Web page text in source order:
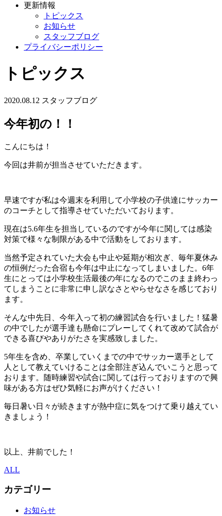
更新情報
トピックス
お知らせ
スタッフブログ
プライバシーポリシー
トピックス
2020.08.12 スタッフブログ
今年初の！！
こんにちは！
今回は井前が担当させていただきます。
早速ですが私は今週末を利用して小学校の子供達にサッカー
のコーチとして指導させていただいております。
現在は5.6年生を担当しているのですが今年に関しては感染
対策で様々な制限がある中で活動をしております。
当然予定されていた大会も中止や延期が相次ぎ、毎年夏休み
の恒例だった合宿も今年は中止になってしまいました。6年
生にとっては小学校生活最後の年になるのでこのまま終わっ
てしまうことに非常に申し訳なさとやらせなさを感じており
ます。
そんな中先日、今年入って初の練習試合を行いました！猛暑
の中でしたが選手達も懸命にプレーしてくれて改めて試合が
できる喜びやありがたさを実感致しました。
5年生を含め、卒業していくまでの中でサッカー選手として
人として教えていけることは全部注ぎ込んでいこうと思って
おります。随時練習や試合に関しては行っておりますので興
味がある方はぜひ気軽にお声がけください！
毎日暑い日々が続きますが熱中症に気をつけて乗り越えてい
きましょう！
以上、井前でした！
ALL
カテゴリー
お知らせ